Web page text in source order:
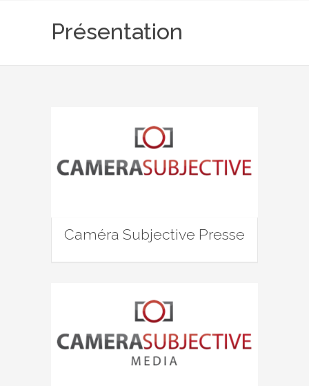
Présentation
Caméra Subjective Presse